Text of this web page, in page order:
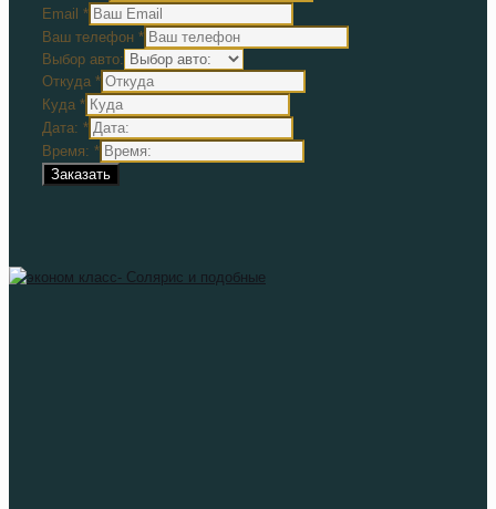
Email *
Ваш телефон *
Выбор авто:
Откуда *
Куда *
Дата: *
Время: *
Заказать